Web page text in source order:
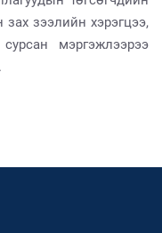
зээлийн хэрэгцээ,
мэргэжлээрээ